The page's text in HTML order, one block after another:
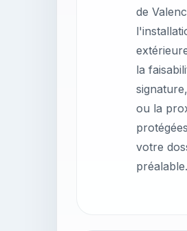
de
la
ou la
votre
préalable.